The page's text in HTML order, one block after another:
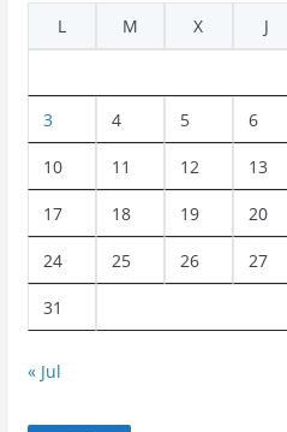
L
M X J
3 4 5 6
10 11 12 13
17 18 19 20
24 25 26 27
31
« Jul